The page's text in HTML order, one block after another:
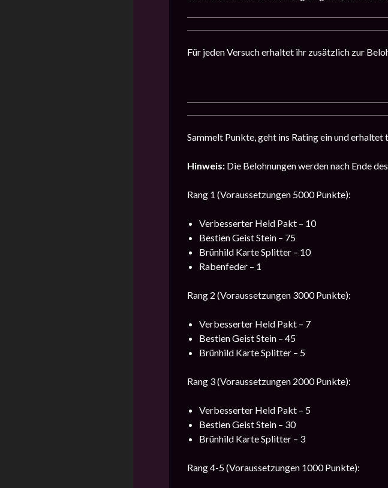
Für jeden Versuch erhaltet ihr zusätzlich zur
Sammelt Punkte, geht ins Rating ein und erhaltet
Hinweis: Die Belohnungen werden nach Ende
Rang 1 (Voraussetzungen 5000 Punkte):
Verbesserter Held Pakt – 10
Bestien Geist Stein – 75
Brünhild Karte Splitter – 10
Rabenfeder – 1
Rang 2 (Voraussetzungen 3000 Punkte):
Verbesserter Held Pakt – 7
Bestien Geist Stein – 45
Brünhild Karte Splitter – 5
Rang 3 (Voraussetzungen 2000 Punkte):
Verbesserter Held Pakt – 5
Bestien Geist Stein – 30
Brünhild Karte Splitter – 3
Rang 4-5 (Voraussetzungen 1000 Punkte):